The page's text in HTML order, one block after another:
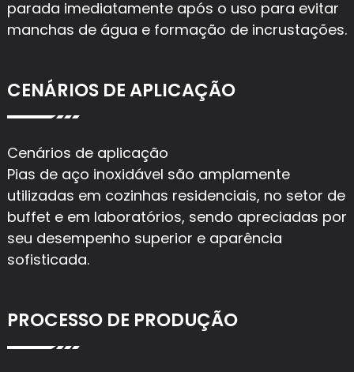
parada imediatamente após o uso para evitar
manchas de água e formação de incrustações.
CENÁRIOS DE APLICAÇÃO
Cenários de aplicação
Pias de aço inoxidável são amplamente
utilizadas em cozinhas residenciais, no setor de
buffet e em laboratórios, sendo apreciadas por
seu desempenho superior e aparência
sofisticada.
PROCESSO DE PRODUÇÃO